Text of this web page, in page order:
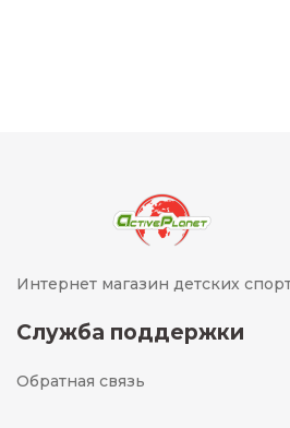
Интернет магазин детских
Служба поддержки
Обратная связь